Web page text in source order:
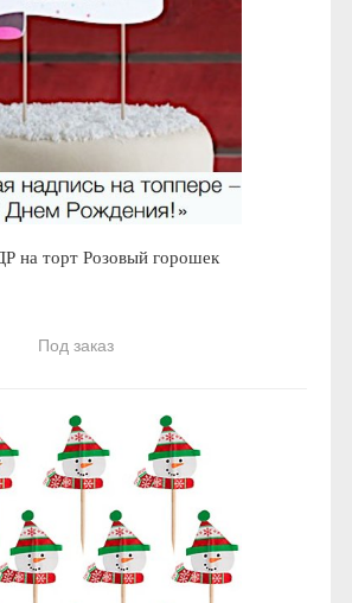
на торт Розовый горошек
Под заказ